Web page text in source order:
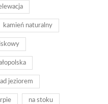
kamień naturalny
jeziorem
na stoku